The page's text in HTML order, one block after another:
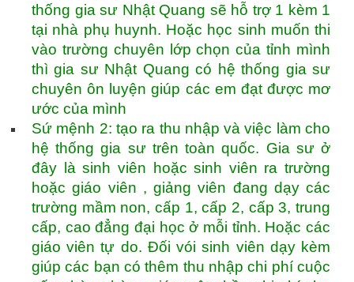
thống gia sư Nhật Quang sẽ hỗ trợ 1 kèm 1
tại nhà phụ huynh. Hoặc học sinh muốn thi
vào trường chuyên lớp chọn của tỉnh mình
thì gia sư Nhật Quang có hệ thống gia sư
chuyên ôn luyện giúp các em đạt được mơ
ước của mình
Sứ mệnh 2: tạo ra thu nhập và việc làm cho
hệ thống gia sư trên toàn quốc. Gia sư ở
đây là sinh viên hoặc sinh viên ra trường
hoặc giáo viên , giảng viên đang dạy các
trường mầm non, cấp 1, cấp 2, cấp 3, trung
cấp, cao đẳng đại học ở mỗi tỉnh. Hoặc các
giáo viên tự do. Đối vói sinh viên dạy kèm
giúp các bạn có thêm thu nhập chi phí cuộc